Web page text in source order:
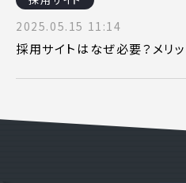
2025.05.15 11:14
採用サイトはなぜ必要？メリ